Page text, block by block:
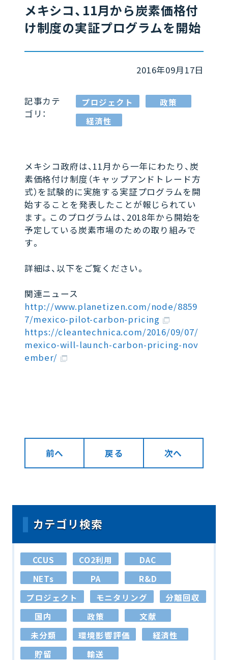
メキシコ、11月から炭素価格付
け制度の実証プログラムを開始
2016年09月17日
記事カテ
ゴリ：
プロジェクト
政策
経済性
メキシコ政府は、11月から一年にわたり、炭
素価格付け制度（キャップアンドトレード方
式）を試験的に実施する実証プログラムを開
始することを発表したことが報じられてい
ます。このプログラムは、2018年から開始を
予定している炭素市場のための取り組みで
す。
詳細は、以下をご覧ください。
関連ニュース
http://www.planetizen.com/node/8859
7/mexico-pilot-carbon-pricing
https://cleantechnica.com/2016/09/07/
mexico-will-launch-carbon-pricing-nov
ember/
前へ 戻る 次へ
カテゴリ検索
CCUS CO2利用
DAC
NETs
PA
R&D
プロジェクト
モニタリング
分離回収
国内
政策
文献
未分類
環境影響評価
経済性
貯留
輸送